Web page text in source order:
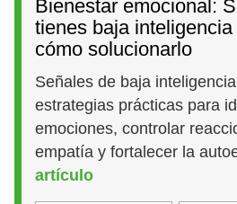
Bienestar emocional:
tienes baja
cómo solucionarlo
Señales de baja
estrategias prácticas para
emociones, controlar
empatía y fortalecer la
artículo